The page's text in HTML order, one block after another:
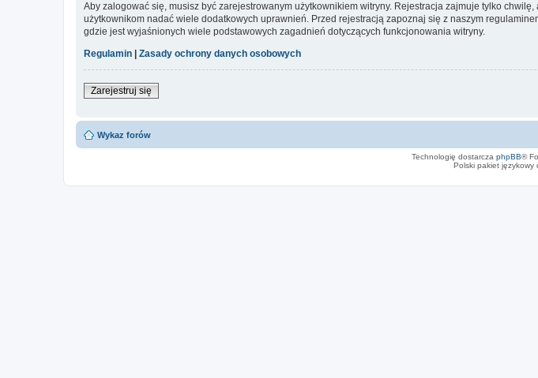
Aby zalogować się, musisz być zarejestrowanym użytkownikiem witryny. Rejestracja zajmuje tylko
użytkownikom nadać wiele dodatkowych uprawnień. Przed rejestracją zapoznaj się z naszym
gdzie jest wyjaśnionych wiele podstawowych zagadnień dotyczących funkcjonowania witryny.
Regulamin
Zasady ochrony danych osobowych
Zarejestruj się
Wykaz forów
Technologię dostarcza phpBB®
Polski pakiet językowy